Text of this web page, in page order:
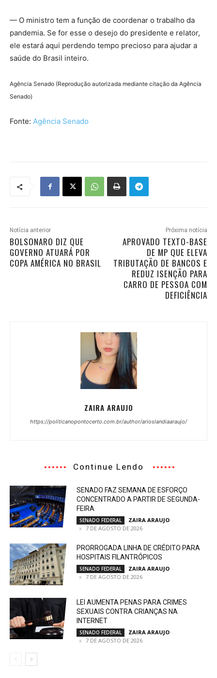
— O ministro tem a função de coordenar o trabalho da
pandemia. Se for esse o desejo do presidente e relator,
ele estará aqui perdendo tempo precioso para ajudar a
saúde do Brasil inteiro.
Agência Senado (Reprodução autorizada mediante citação da Agência
Senado)
Fonte: Agência Senado
Notícia anterior
BOLSONARO DIZ QUE
GOVERNO ATUARÁ POR
COPA AMÉRICA NO BRASIL
Próxima notícia
APROVADO TEXTO-BASE
DE MP QUE ELEVA
TRIBUTAÇÃO DE BANCOS E
REDUZ ISENÇÃO PARA
CARRO DE PESSOA COM
DEFICIÊNCIA
ZAIRA ARAUJO
https://politicanopontocerto.com.br/author/arioslandiaaraujo/
Continue Lendo
SENADO FAZ SEMANA DE ESFORÇO
CONCENTRADO A PARTIR DE SEGUNDA-
FEIRA
SENADO FEDERAL ZAIRA ARAUJO -
7 DE AGOSTO DE 2026
PRORROGADA LINHA DE CRÉDITO PARA
HOSPITAIS FILANTRÓPICOS
SENADO FEDERAL ZAIRA ARAUJO -
7 DE AGOSTO DE 2026
LEI AUMENTA PENAS PARA CRIMES
SEXUAIS CONTRA CRIANÇAS NA
INTERNET
SENADO FEDERAL ZAIRA ARAUJO -
7 DE AGOSTO DE 2026